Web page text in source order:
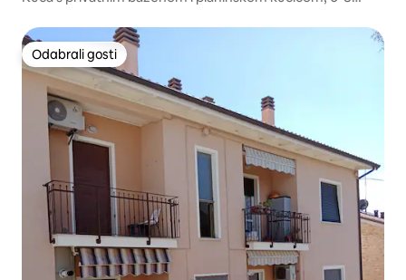
Odabrali gosti
Odabrali gosti